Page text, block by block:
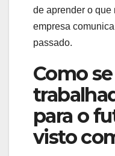
de aprender o
empresa
passado.
Como
para o
visto